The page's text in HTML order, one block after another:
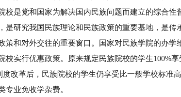
校是党和国家为解决国内民族问题而建立的综合性
是研究我国民族理论和民族政策的重要基地，是传
策和对外交往的重要窗口。国家对民族学院的办学
校实行优惠政策。原来规定民族院校的学生100%
改革后，民族院校的学生仍享受比一般学校标准
专业免收学杂费。